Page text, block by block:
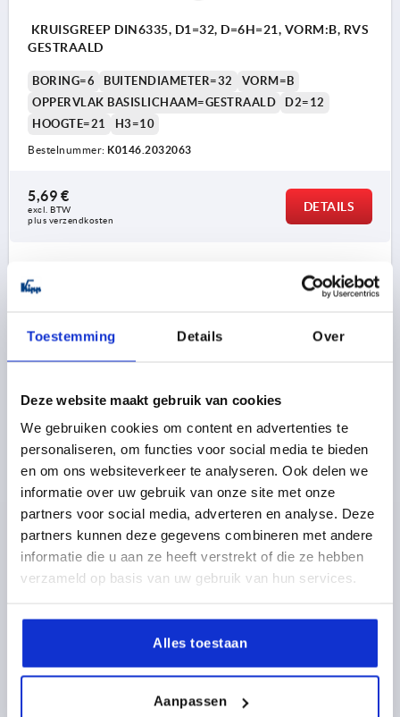
Toestemming Details Over
Deze website maakt gebruik van cookies
We gebruiken cookies om content en advertenties te
personaliseren, om functies voor social media te bieden
en om ons websiteverkeer te analyseren. Ook delen we
informatie over uw gebruik van onze site met onze
partners voor social media, adverteren en analyse. Deze
partners kunnen deze gegevens combineren met andere
informatie die u aan ze heeft verstrekt of die ze hebben
verzameld op basis van uw gebruik van hun services.
Alles toestaan
Aanpassen
KRUISGREEP DIN6335, D1=32, D=6H=21, VORM:B, RVS
GESTRAALD
BORING=6 BUITENDIAMETER=32
VORM=B
OPPERVLAK BASISLICHAAM=GESTRAALD
D2=12
HOOGTE=21
H3=10
Bestelnummer: K0146.2032063
5,69 €
excl. BTW
plus verzendkosten
DETAILS
KRUISGREEP DIN6335, D1=40, D=8H=26, VORM:B, RVS
GESTRAALD
BORING=8 BUITENDIAMETER=40
VORM=B
OPPERVLAK BASISLICHAAM=GESTRAALD
D2=14
HOOGTE=26
H3=14
Bestelnummer: K0146.2040083
K0146